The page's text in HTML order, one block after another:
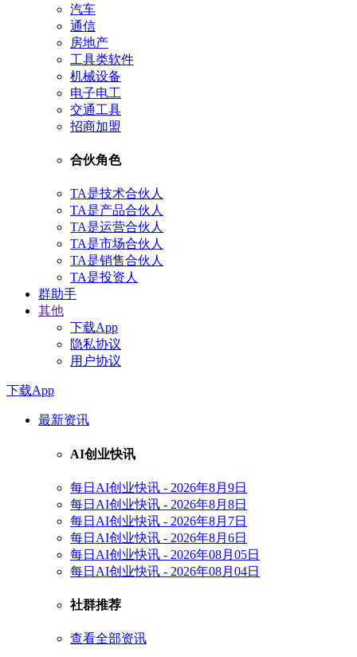
汽车
通信
房地产
工具类软件
机械设备
电子电工
交通工具
招商加盟
合伙角色
TA是技术合伙人
TA是产品合伙人
TA是运营合伙人
TA是市场合伙人
TA是销售合伙人
TA是投资人
群助手
其他
下载App
隐私协议
用户协议
下载App
最新资讯
AI创业快讯
每日AI创业快讯 - 2026年8月9日
每日AI创业快讯 - 2026年8月8日
每日AI创业快讯 - 2026年8月7日
每日AI创业快讯 - 2026年8月6日
每日AI创业快讯 - 2026年08月05日
每日AI创业快讯 - 2026年08月04日
社群推荐
查看全部资讯